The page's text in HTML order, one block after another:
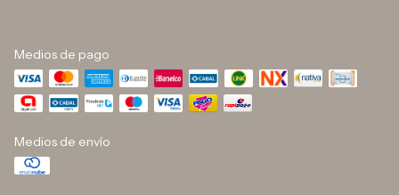
Medios de pago
Medios de envío